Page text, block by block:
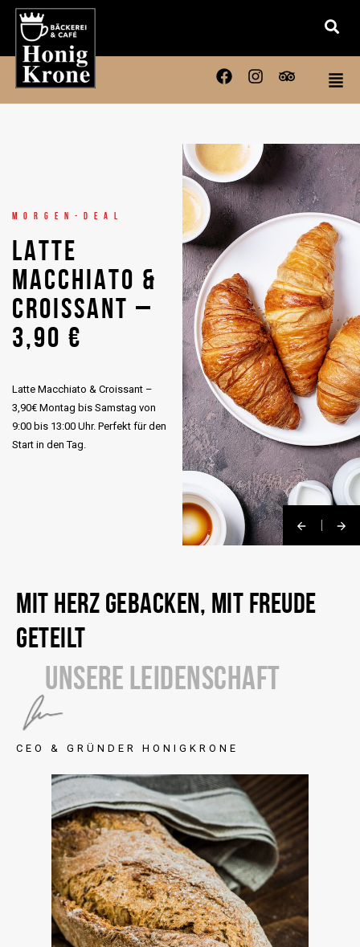
MORGEN-DEAL
LATTE
MACCHIATO &
CROISSANT –
3,90 €
Latte Macchiato & Croissant –
3,90€ Montag bis Samstag von
9:00 bis 13:00 Uhr. Perfekt für den
Start in den Tag.
MIT HERZ GEBACKEN, MIT FREUDE
GETEILT
CEO & GRÜNDER HONIGKRONE
UNSERE LEIDENSCHAFT